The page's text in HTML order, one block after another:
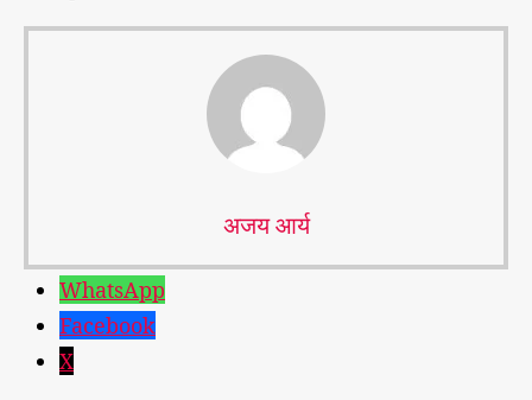
*
अजय आर्य
WhatsApp
Facebook
X